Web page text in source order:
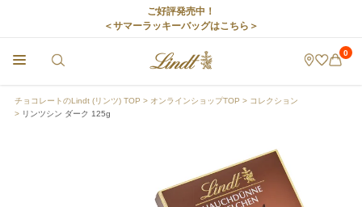
ご好評発売中！
＜サマーラッキーバッグはこちら＞
0
チョコレートのLindt (リンツ) TOP オンラインショップTOP
コレクション
リンツシン ダーク 125g